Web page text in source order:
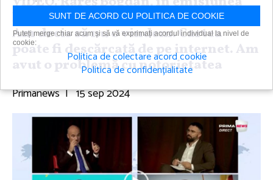
lui Cristache, despre cartea lui Ciucă:
Am decis să nu o vindem. Cartea
poate fi descărcată de pe internet. Am
avut o problemă cu notorietatea
Primanews | 15 sep 2024
SUNT DE ACORD CU POLITICA DE COOKIE
Puteți merge chiar acum și să vă exprimați acordul individual la nivel de
cookie:
Politica de colectare acord cookie
Politica de confidențialitate